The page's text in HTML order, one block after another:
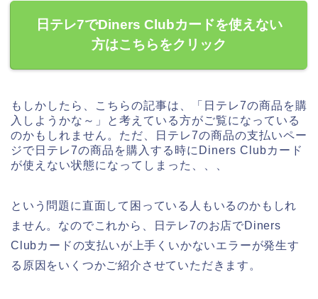
日テレ7でDiners Clubカードを使えない
方はこちらをクリック
もしかしたら、こちらの記事は、「日テレ7の商品を購
入しようかな～」と考えている方がご覧になっている
のかもしれません。ただ、日テレ7の商品の支払いペー
ジで日テレ7の商品を購入する時にDiners Clubカード
が使えない状態になってしまった、、、
という問題に直面して困っている人もいるのかもしれ
ません。なのでこれから、日テレ7のお店でDiners
Clubカードの支払いが上手くいかないエラーが発生す
る原因をいくつかご紹介させていただきます。